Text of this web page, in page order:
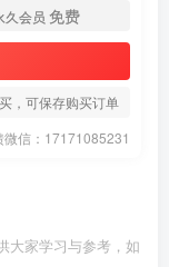
久会员 免费
，可保存购买订单
微信：17171085231
大家学习与参考，如